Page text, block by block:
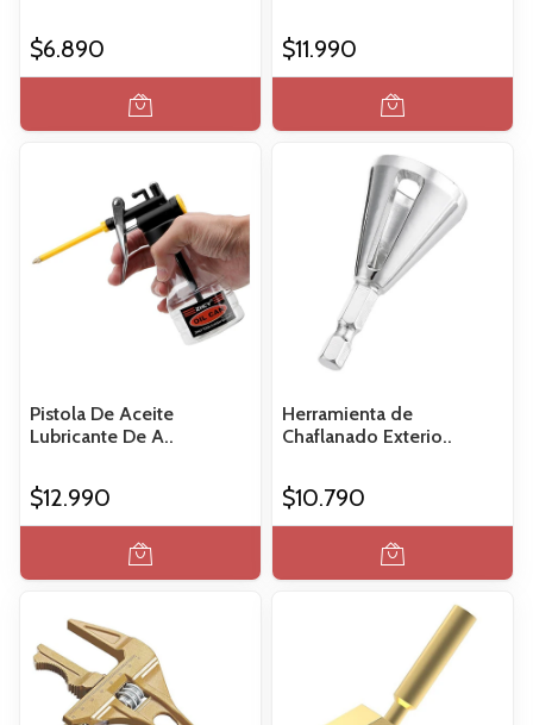
$6.890 $11.990
Pistola De Aceite
Lubricante De A..
$12.990
Herramienta de
Chaflanado Exterio..
$10.790